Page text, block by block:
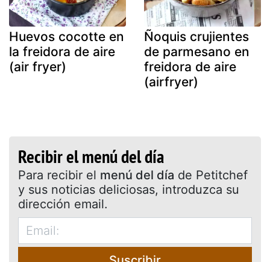
Huevos cocotte en
la freidora de aire
(air fryer)
Ñoquis crujientes
de parmesano en
freidora de aire
(airfryer)
Recibir el menú del día
Para recibir el menú del día de Petitchef
y sus noticias deliciosas, introduzca su
dirección email.